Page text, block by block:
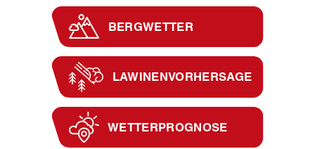
BERGWETTER
LAWINENVORHERSAGE
WETTERPROGNOSE